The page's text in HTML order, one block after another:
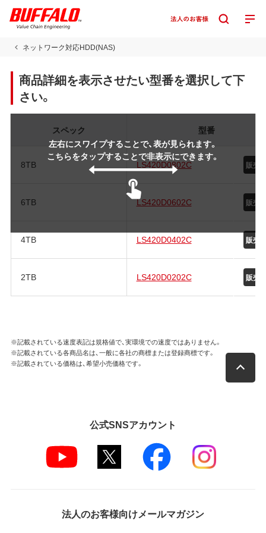
ネットワーク対応HDD(NAS)
商品詳細を表示させたい型番を選択して下
さい。
左右にスワイプすることで、表が見られます。
こちらをタップすることで非表示にできます。
スペック 型番
8TB LS420D0802C 販売
6TB LS420D0602C 販売
4TB LS420D0402C 販売
2TB LS420D0202C 販売
※記載されている速度表記は規格値で、実環境での速度ではありません。
※記載されている各商品名は、一般に各社の商標または登録商標です。
※記載されている価格は、希望小売価格です。
公式SNSアカウント
法人のお客様向けメールマガジン